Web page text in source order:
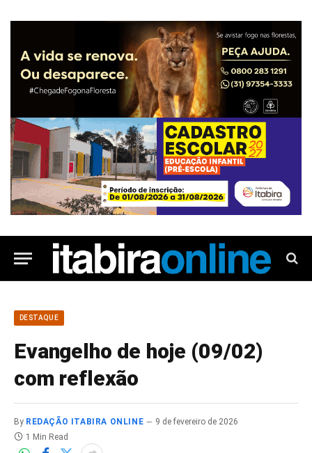
DESTAQUE
Evangelho de hoje (09/02)
com reflexão
By REDAÇÃO ITABIRA ONLINE
9 de fevereiro de 2026
1 Min Read